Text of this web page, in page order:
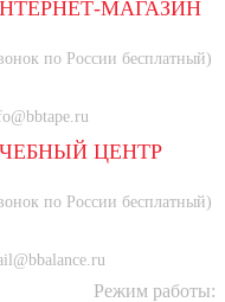
МАГАЗИН
по России бесплатный)
ЦЕНТР
по России бесплатный)
Режим работы: